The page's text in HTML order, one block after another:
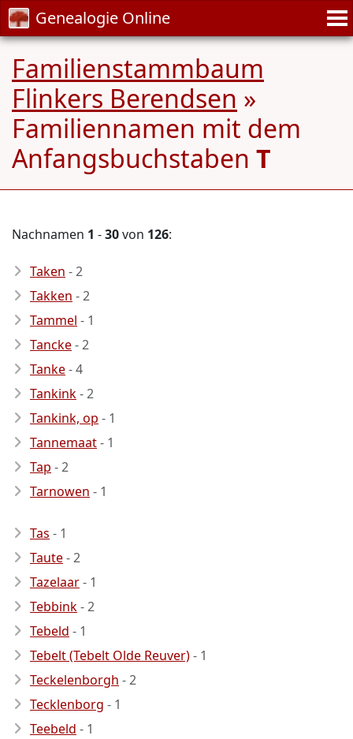
Genealogie Online
Familienstammbaum
Flinkers Berendsen »
Familiennamen mit dem
Anfangsbuchstaben T
Nachnamen 1 -30von 126:
Taken - 2
Takken - 2
Tammel - 1
Tancke- 2
Tanke- 4
Tankink- 2
Tankink, op - 1
Tannemaat- 1
Tap - 2
Tarnowen - 1
Tas - 1
Taute- 2
Tazelaar- 1
Tebbink- 2
Tebeld - 1
Tebelt (Tebelt Olde Reuver)- 1
Teckelenborgh - 2
Tecklenborg - 1
Teebeld - 1